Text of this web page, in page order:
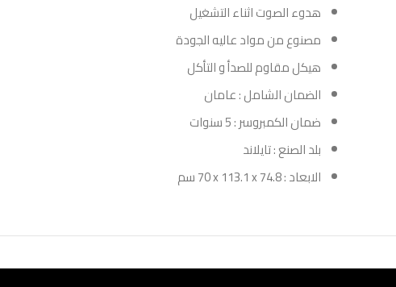
هدوء الصوت اثناء التشغيل
مصنوع من مواد عاليه الجودة
هيكل مقاوم للصدأ و التأكل
الضمان الشامل : عامان
ضمان الكمبروسر : 5 سنوات
بلد الصنع : تايلاند
الابعاد : ‎70 x 113.1 x 74.8‎ سم